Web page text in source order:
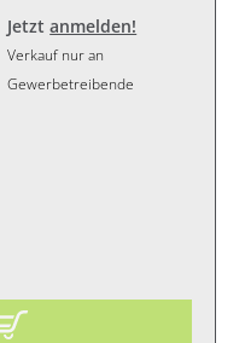
Jetztanmelden!
Verkauf nur an
Gewerbetreibende